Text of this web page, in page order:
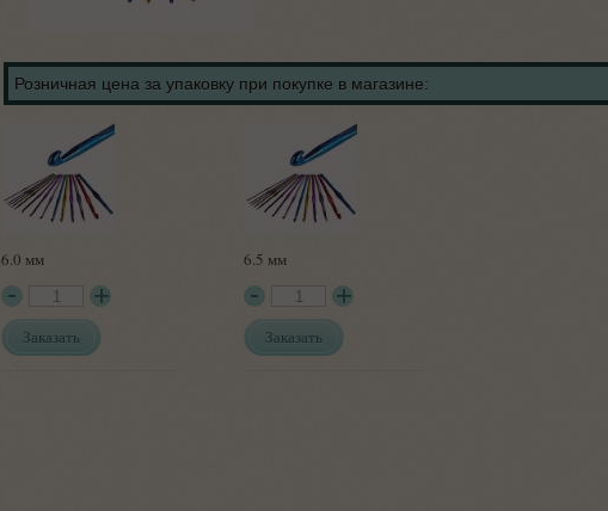
Розничная цена за упаковку при покупке в магазине:
6.0 мм
Заказать
6.5 мм
Заказать